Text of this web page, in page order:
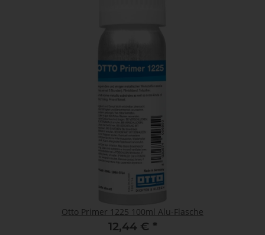
Otto Primer 1225 100ml Alu-Flasche
12,44 € *